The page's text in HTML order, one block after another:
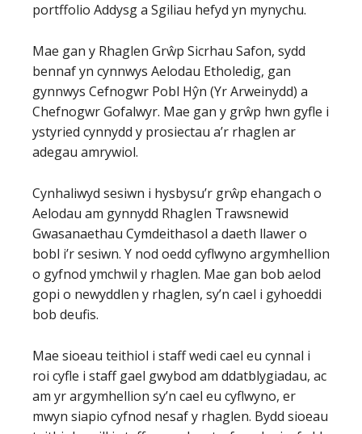
portffolio Addysg a Sgiliau hefyd yn mynychu.
Mae gan y Rhaglen Grŵp Sicrhau Safon, sydd
bennaf yn cynnwys Aelodau Etholedig, gan
gynnwys Cefnogwr Pobl Hŷn (Yr Arweinydd) a
Chefnogwr Gofalwyr. Mae gan y grŵp hwn gyfle i
ystyried cynnydd y prosiectau a’r rhaglen ar
adegau amrywiol.
Cynhaliwyd sesiwn i hysbysu’r grŵp ehangach o
Aelodau am gynnydd Rhaglen Trawsnewid
Gwasanaethau Cymdeithasol a daeth llawer o
bobl i’r sesiwn. Y nod oedd cyflwyno argymhellion
o gyfnod ymchwil y rhaglen. Mae gan bob aelod
gopi o newyddlen y rhaglen, sy’n cael i gyhoeddi
bob deufis.
Mae sioeau teithiol i staff wedi cael eu cynnal i
roi cyfle i staff gael gwybod am ddatblygiadau, ac
am yr argymhellion sy’n cael eu cyflwyno, er
mwyn siapio cyfnod nesaf y rhaglen. Bydd sioeau